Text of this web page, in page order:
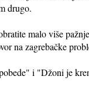
drugo.
malo više
na zagrebačke
i "Džoni je